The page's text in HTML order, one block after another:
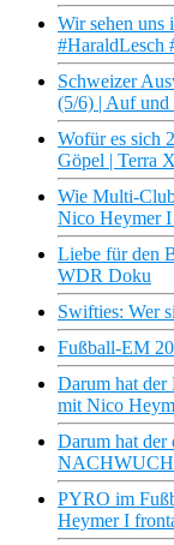
Wir sehen uns
#HaraldLesch
Schweizer
(5/6) | Auf und
Wofür es sich
Göpel | Terra
Wie Multi-
Nico Heymer
Liebe für den
WDR Doku
Swifties: Wer
Fußball-EM
Darum hat
mit Nico
Darum hat der
PYRO im
Heymer I